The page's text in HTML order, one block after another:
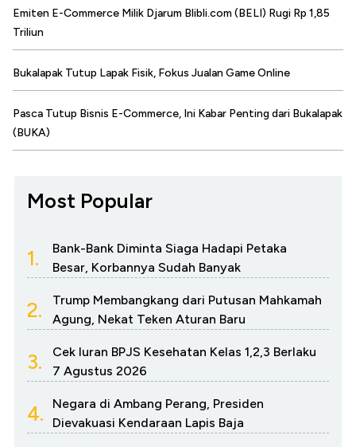
Emiten E-Commerce Milik Djarum Blibli.com (BELI) Rugi Rp 1,85
Triliun
Bukalapak Tutup Lapak Fisik, Fokus Jualan Game Online
Pasca Tutup Bisnis E-Commerce, Ini Kabar Penting dari Bukalapak
(BUKA)
Most Popular
1.
Bank-Bank Diminta Siaga Hadapi Petaka
Besar, Korbannya Sudah Banyak
2.
Trump Membangkang dari Putusan Mahkamah
Agung, Nekat Teken Aturan Baru
3.
Cek Iuran BPJS Kesehatan Kelas 1,2,3 Berlaku
7 Agustus 2026
4.
Negara di Ambang Perang, Presiden
Dievakuasi Kendaraan Lapis Baja